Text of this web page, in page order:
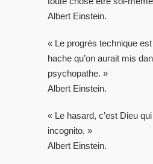
Albert Einstein.
« Le progrès technique
hache qu’on aurait mis
psychopathe. »
Albert Einstein.
« Le hasard, c’est Dieu
incognito. »
Albert Einstein.